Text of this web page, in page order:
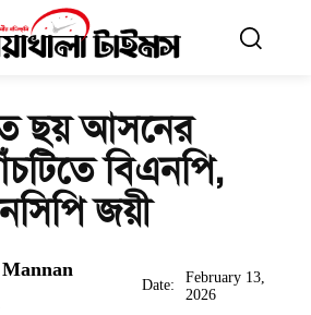
ছয় আসনের
বিএনপি,
জয়ী
Date:
February 13,
2026